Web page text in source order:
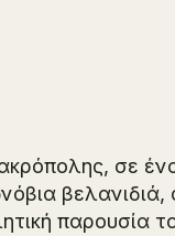
σε
παρουσία